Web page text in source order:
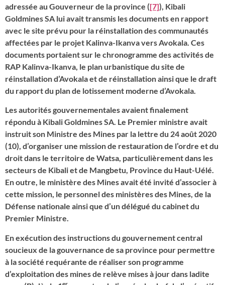
adressée au Gouverneur de la province ([7]), Kibali
Goldmines SA lui avait transmis les documents en rapport
avec le site prévu pour la réinstallation des communautés
affectées par le projet Kalinva-Ikanva vers Avokala. Ces
documents portaient sur le chronogramme des activités de
RAP Kalinva-Ikanva, le plan urbanistique du site de
réinstallation d’Avokala et de réinstallation ainsi que le draft
du rapport du plan de lotissement moderne d’Avokala.
Les autorités gouvernementales avaient finalement
répondu à Kibali Goldmines SA. Le Premier ministre avait
instruit son Ministre des Mines par la lettre du 24 août 2020
(10), d’organiser une mission de restauration de l’ordre et du
droit dans le territoire de Watsa, particulièrement dans les
secteurs de Kibali et de Mangbetu, Province du Haut-Uélé.
En outre, le ministère des Mines avait été invité d’associer à
cette mission, le personnel des ministères des Mines, de la
Défense nationale ainsi que d’un délégué du cabinet du
Premier Ministre.
En exécution des instructions du gouvernement central
soucieux de la gouvernance de sa province pour permettre
à la société requérante de réaliser son programme
d’exploitation des mines de relève mises à jour dans ladite